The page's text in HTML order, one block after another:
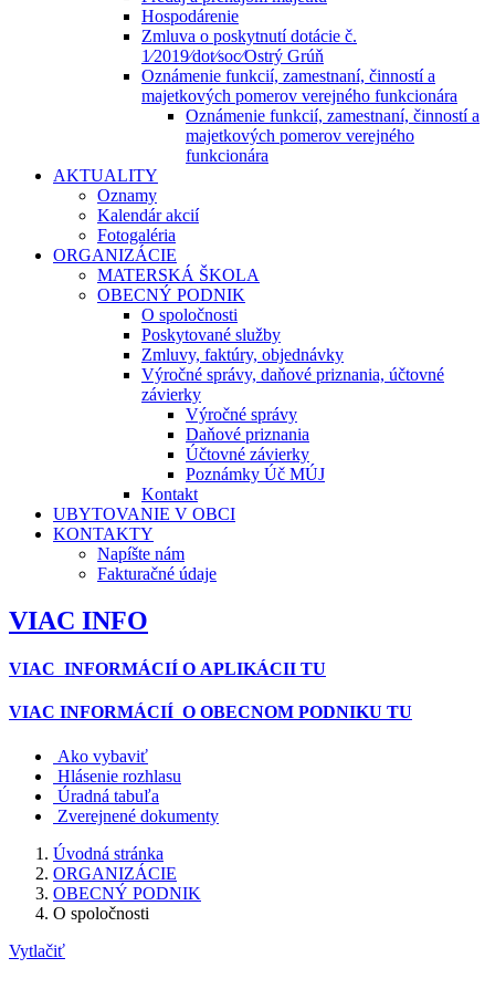
Hospodárenie
Zmluva o poskytnutí dotácie č.
1⁄2019⁄dot⁄soc⁄Ostrý Grúň
Oznámenie funkcií, zamestnaní, činností a
majetkových pomerov verejného funkcionára
Oznámenie funkcií, zamestnaní, činností a
majetkových pomerov verejného
funkcionára
AKTUALITY
Oznamy
Kalendár akcií
Fotogaléria
ORGANIZÁCIE
MATERSKÁ ŠKOLA
OBECNÝ PODNIK
O spoločnosti
Poskytované služby
Zmluvy, faktúry, objednávky
Výročné správy, daňové priznania, účtovné
závierky
Výročné správy
Daňové priznania
Účtovné závierky
Poznámky Úč MÚJ
Kontakt
UBYTOVANIE V OBCI
KONTAKTY
Napíšte nám
Fakturačné údaje
VIAC INFO
VIAC INFORMÁCIÍ O APLIKÁCII TU
VIAC INFORMÁCIÍ O OBECNOM PODNIKU TU
Ako vybaviť
Hlásenie rozhlasu
Úradná tabuľa
Zverejnené dokumenty
Úvodná stránka
ORGANIZÁCIE
OBECNÝ PODNIK
O spoločnosti
Vytlačiť